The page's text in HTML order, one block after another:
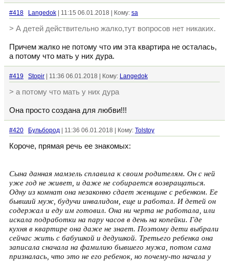
#418 Langedok | 11:15 06.01.2018 | Кому: sa
> А детей действительно жалко,тут вопросов нет никаких.
Причем жалко не потому что им эта квартира не осталась,
а потому что мать у них дура.
#419 Stopir | 11:36 06.01.2018 | Кому: Langedok
> а потому что мать у них дура
Она просто создана для любви!!!
#420 Бульбород | 11:36 06.01.2018 | Кому: Tolstoy
Короче, прямая речь ее знакомых:
Сына данная мамзель сплавила к своим родителям. Он с ней
уже год не живет, и даже не собирается возвращаться.
Одну из комнат она незаконно сдает женщине с ребенком. Ее
бывший муж, будучи инвалидом, еще и работал. И детей он
содержал и еду им готовил. Она ни черта не работала, или
искала подработки на пару часов в день на копейки. Где
кухня в квартире она даже не знает. Поэтому дети выбрали
сейчас жить с бабушкой и дедушкой. Третьего ребенка она
записала сначала на фамилию бывшего мужа, потом сама
призналась, что это не его ребенок, но почему-то начала у